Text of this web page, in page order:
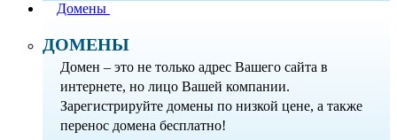
Домены
ДОМЕНЫ
Домен – это не только адрес Вашего сайта в
интернете, но лицо Вашей компании.
Зарегистрируйте домены по низкой цене, а также
перенос домена бесплатно!